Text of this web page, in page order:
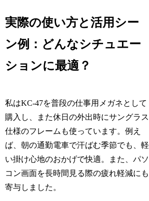
実際の使い方と活用シー
ン例：どんなシチュエー
ションに最適？
私はKC-47を普段の仕事用メガネとして
購入し、また休日の外出時にサングラス
仕様のフレームも使っています。例え
ば、朝の通勤電車で汗ばむ季節でも、軽
い掛け心地のおかげで快適。また、パソ
コン画面を長時間見る際の疲れ軽減にも
寄与しました。